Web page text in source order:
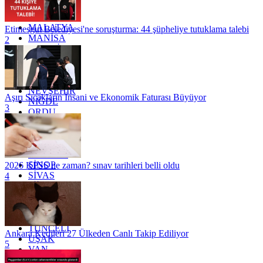
KÜTAHYA
KİLİS
MALATYA
MANİSA
MARDİN
MERSİN
MUĞLA
MUŞ
NEVŞEHİR
NİĞDE
ORDU
OSMANİYE
RİZE
SAKARYA
SAMSUN
SİNOP
SİVAS
SİİRT
TEKİRDAĞ
TOKAT
TRABZON
TUNCELİ
UŞAK
VAN
YALOVA
Etimesgut Belediyesi'ne soruşturma: 44 şüpheliye tutuklama talebi
2
Aşırı Sıcakların İnsani ve Ekonomik Faturası Büyüyor
3
2026 KPSS ne zaman? sınav tarihleri belli oldu
4
Ankara Kedileri 27 Ülkeden Canlı Takip Ediliyor
5